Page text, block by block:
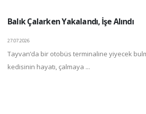
Balık Çalarken Yakalandı, İşe Alındı
27.07.2026
Tayvan’da bir otobüs terminaline yiyecek
kedisinin hayatı, çalmaya ...